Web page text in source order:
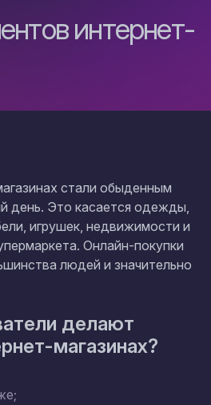
интернет-
стали обыденным
день. Это касается одежды,
игрушек, недвижимости и
Онлайн-покупки
людей и значительно
делают
магазинах?